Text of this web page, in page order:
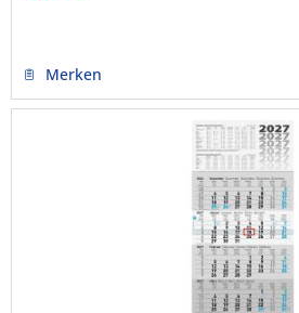
Merken